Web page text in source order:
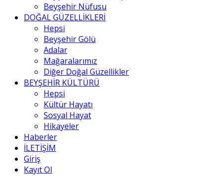
Beyşehir Nüfusu
DOĞAL GÜZELLİKLERİ
Hepsi
Beyşehir Gölü
Adalar
Mağaralarımız
Diğer Doğal Güzellikler
BEYŞEHİR KÜLTÜRÜ
Hepsi
Kültür Hayatı
Sosyal Hayat
Hikayeler
Haberler
İLETİŞİM
Giriş
Kayıt Ol